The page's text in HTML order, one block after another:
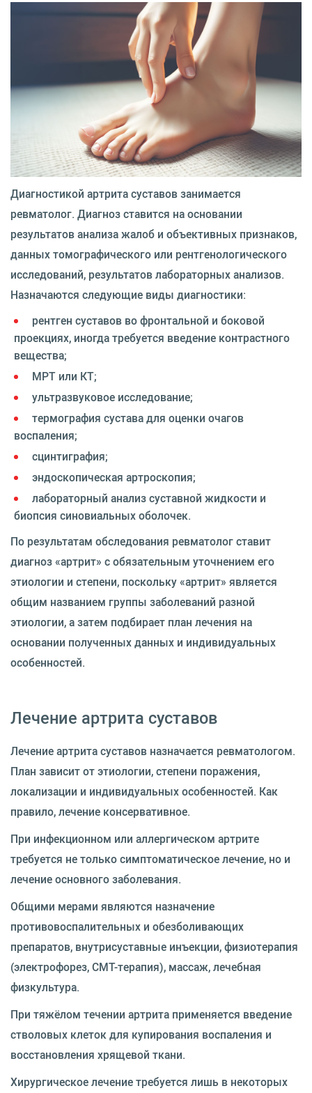
Диагностикой артрита суставов занимается
ревматолог. Диагноз ставится на основании
результатов анализа жалоб и объективных признаков,
данных томографического или рентгенологического
исследований, результатов лабораторных анализов.
Назначаются следующие виды диагностики:
рентген суставов во фронтальной и боковой
проекциях, иногда требуется введение контрастного
вещества;
МРТ или КТ;
ультразвуковое исследование;
термография сустава для оценки очагов
воспаления;
сцинтиграфия;
эндоскопическая артроскопия;
лабораторный анализ суставной жидкости и
биопсия синовиальных оболочек.
По результатам обследования ревматолог ставит
диагноз «артрит» с обязательным уточнением его
этиологии и степени, поскольку «артрит» является
общим названием группы заболеваний разной
этиологии, а затем подбирает план лечения на
основании полученных данных и индивидуальных
особенностей.
Лечение артрита суставов
Лечение артрита суставов назначается ревматологом.
План зависит от этиологии, степени поражения,
локализации и индивидуальных особенностей. Как
правило, лечение консервативное.
При инфекционном или аллергическом артрите
требуется не только симптоматическое лечение, но и
лечение основного заболевания.
Общими мерами являются назначение
противовоспалительных и обезболивающих
препаратов, внутрисуставные инъекции, физиотерапия
(электрофорез, СМТ-терапия), массаж, лечебная
физкультура.
При тяжёлом течении артрита применяется введение
стволовых клеток для купирования воспаления и
восстановления хрящевой ткани.
Хирургическое лечение требуется лишь в некоторых